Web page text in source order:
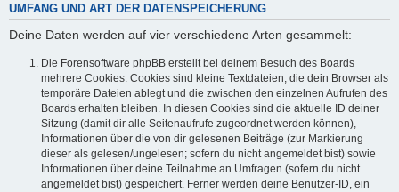
UMFANG UND ART DER DATENSPEICHERUNG
Deine Daten werden auf vier verschiedene Arten gesammelt:
Die Forensoftware phpBB erstellt bei deinem Besuch des Boards
mehrere Cookies. Cookies sind kleine Textdateien, die dein Browser als
temporäre Dateien ablegt und die zwischen den einzelnen Aufrufen des
Boards erhalten bleiben. In diesen Cookies sind die aktuelle ID deiner
Sitzung (damit dir alle Seitenaufrufe zugeordnet werden können),
Informationen über die von dir gelesenen Beiträge (zur Markierung
dieser als gelesen/ungelesen; sofern du nicht angemeldet bist) sowie
Informationen über deine Teilnahme an Umfragen (sofern du nicht
angemeldet bist) gespeichert. Ferner werden deine Benutzer-ID, ein